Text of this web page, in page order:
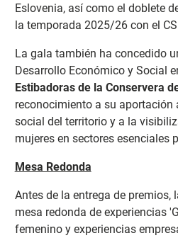
Eslovenia, así como el doblete
la temporada 2025/26 con el
La gala también ha concedido
Desarrollo Económico y Social
Estibadoras de la Conservera
reconocimiento a su aportación
social del territorio y a la
mujeres en sectores esenciales
Mesa Redonda
Antes de la entrega de premios,
mesa redonda de experiencias
femenino y experiencias